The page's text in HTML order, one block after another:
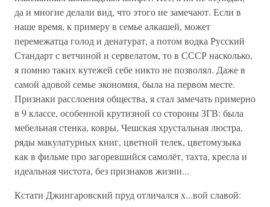
да и многие делали вид, что этого не замечают. Если в
наше время, к примеру в семье алкашей, может
перемежатца голод и денатурат, а потом водка Русский
Стандарт с ветчиной и сервелатом, то в СССР насколько,
я помню таких кутежей себе никто не позволял. Даже в
самой адовой семье экономия, была на первом месте.
Признаки расслоения общества, я стал замечать примерно
в 9 классе, особенной крутизной со стороны ЗГВ: была
мебельная стенка, ковры, Чешская хрустальная люстра,
ряды макулатурных книг, цветной телек, цветомузыка
как в фильме про загоревшийся самолёт, тахта, кресла и
идеальная чистота, без признаков жизни...
Кстати Джингаровский пруд отличался х...вой славой: